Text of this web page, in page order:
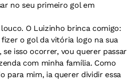
no seu primeiro gol em
O Luizinho brinca comigo:
fizer o gol da vitória logo na sua
se isso ocorrer, vou querer passar
com minha família. Como
para mim, ia querer dividir essa